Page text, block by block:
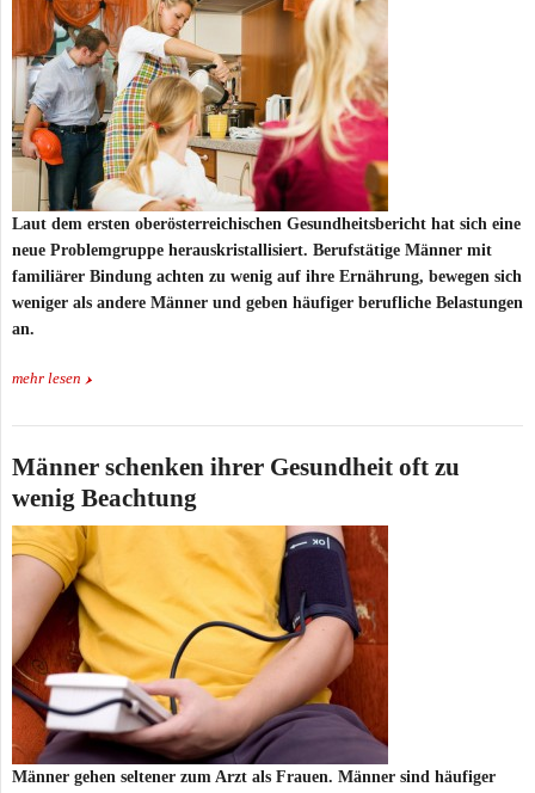
Laut dem ersten oberösterreichischen Gesundheitsbericht hat sich eine
neue Problemgruppe herauskristallisiert. Berufstätige Männer mit
familiärer Bindung achten zu wenig auf ihre Ernährung, bewegen sich
weniger als andere Männer und geben häufiger berufliche Belastungen
an.
mehr lesen
Männer schenken ihrer Gesundheit oft zu
wenig Beachtung
Männer gehen seltener zum Arzt als Frauen. Männer sind häufiger